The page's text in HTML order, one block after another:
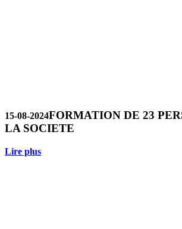
15-08-2024FORMATION DE 23
LA SOCIETE
Lire plus